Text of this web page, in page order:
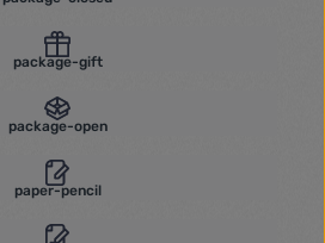
package-gift
package-open
paper-pencil